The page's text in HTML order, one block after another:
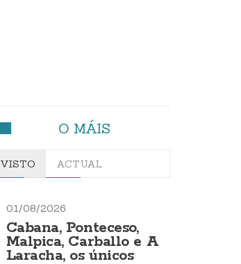
O MÁIS
VISTO ACTUAL
01/08/2026
Cabana, Ponteceso,
Malpica, Carballo e A
Laracha, os únicos